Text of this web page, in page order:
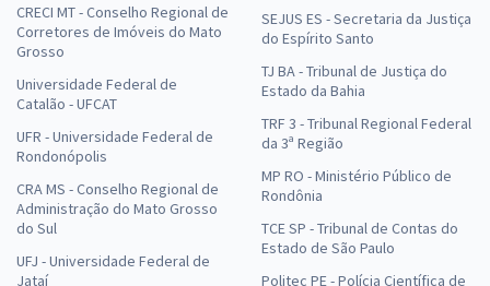
CRECI MT - Conselho Regional de
Corretores de Imóveis do Mato
Grosso
Universidade Federal de
Catalão - UFCAT
UFR - Universidade Federal de
Rondonópolis
CRA MS - Conselho Regional de
Administração do Mato Grosso
do Sul
UFJ - Universidade Federal de
Jataí
SEJUS ES - Secretaria da Justiça
do Espírito Santo
TJ BA - Tribunal de Justiça do
Estado da Bahia
TRF 3 - Tribunal Regional Federal
da 3ª Região
MP RO - Ministério Público de
Rondônia
TCE SP - Tribunal de Contas do
Estado de São Paulo
Politec PE - Polícia Científica de